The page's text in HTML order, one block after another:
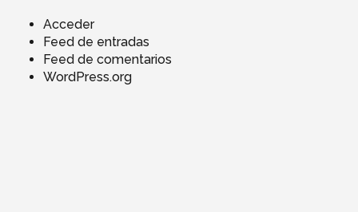
Acceder
Feed de entradas
Feed de comentarios
WordPress.org